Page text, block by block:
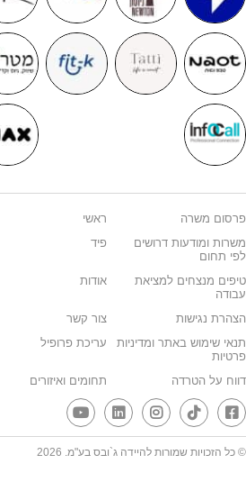
פרסום משרה
ראשי
משרות ומודעות דרושים
לפי תחום
פיד
טיפים מנצחים למציאת
עבודה
אודות
הצהרת נגישות
צור קשר
תנאי שימוש באתר ומדיניות
פרטיות
עריכת פרופיל
דווח על הטרדה תחומים ואיזורים
© כל הזכויות שמורות להיידה ג`ובס בע"מ. 2026